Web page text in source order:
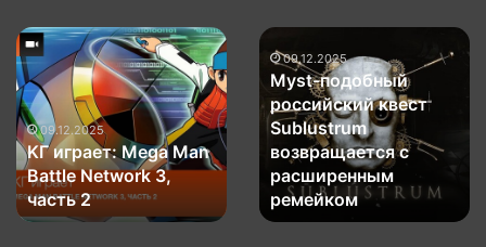
Пара
недостающих
игр
пополнила
список
Mortal
Kombat:
Legacy
Kollection
03.09.2025
Пара недостающих
игр пополнила
список Mortal
Kombat: Legacy
Kollection
Gear
Solid
Δ:
Snake
Eater
—
премьерный
трейлер
03.09.2025
Metal Gear Solid Δ:
Snake Eater —
премьерный трейлер